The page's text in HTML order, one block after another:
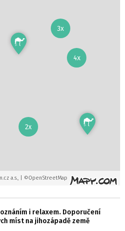
2x
4x
3x
a.s., | ©OpenStreetMap
i relaxem. Doporučení
míst na jihozápadě země